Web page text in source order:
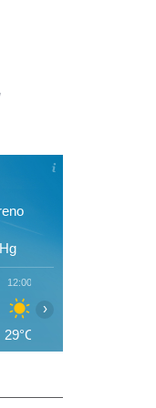
12:00
29°C
›